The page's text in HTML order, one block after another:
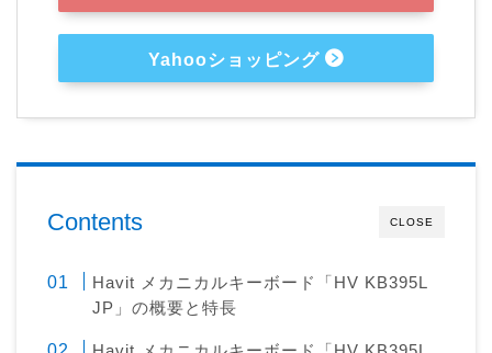
Yahooショッピング
CLOSE
Contents
Havit メカニカルキーボード「HV KB395L
JP」の概要と特長